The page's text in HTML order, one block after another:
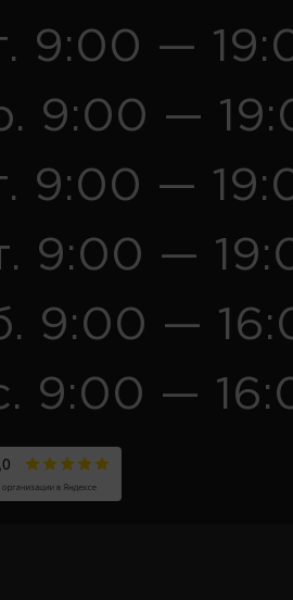
9:00 —
9:00 —
9:00 —
9:00 —
9:00 —
9:00 —